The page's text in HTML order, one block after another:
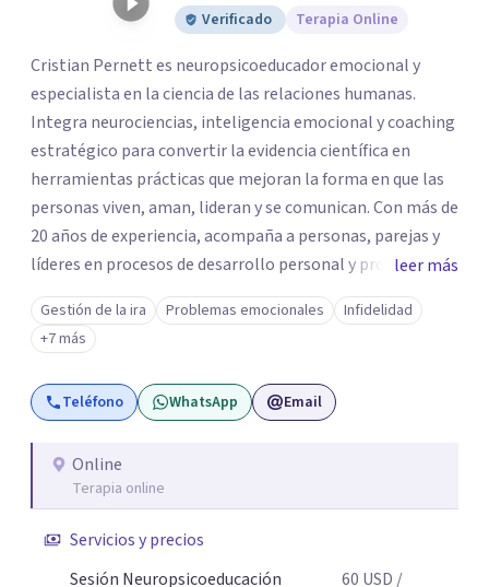
Verificado
Terapia Online
Cristian Pernett es neuropsicoeducador emocional y
especialista en la ciencia de las relaciones humanas.
Integra neurociencias, inteligencia emocional y coaching
estratégico para convertir la evidencia científica en
herramientas prácticas que mejoran la forma en que las
personas viven, aman, lideran y se comunican. Con más de
20 años de experiencia, acompaña a personas, parejas y
líderes en procesos de desarrollo personal y profesional.
Su trabajo se centra en la regulación emocional, las
relaciones de pareja, la comunicación efectiva y el
liderazgo consciente. Su metodología combina
psicología contemporánea, neurociencias y estrategias
de cambio basadas en evidencia para fortalecer la
promover cambios sostenibles. Como divulgador
científico, acerca la psicología y las neurociencias a la vida
aplicables, con el propósito de impulsar un bienestar
integral.
leer más
Gestión de la ira Problemas emocionales
Infidelidad
+7 más
Teléfono WhatsApp Email
Online
Terapia online
Servicios y precios
Sesión Neuropsicoeducación
60 USD /